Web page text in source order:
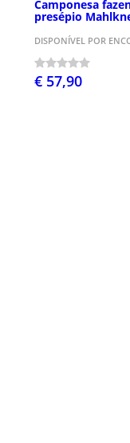
Camponesa
presépio
DISPONÍVEL POR
€ 57,90